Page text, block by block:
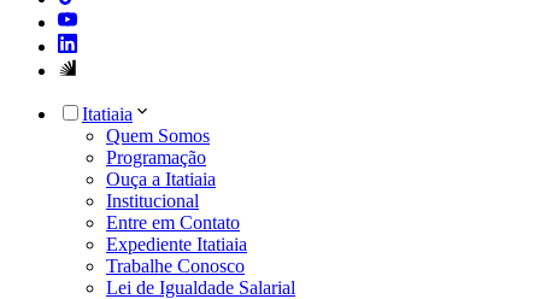
Itatiaia
Quem Somos
Programação
Ouça a Itatiaia
Institucional
Entre em Contato
Expediente Itatiaia
Trabalhe Conosco
Lei de Igualdade Salarial